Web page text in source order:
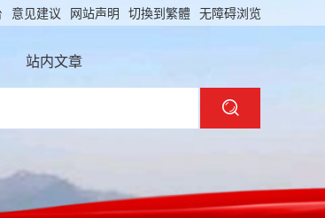
无障碍浏览
切換到繁體
网站声明
意见建议
站内文章